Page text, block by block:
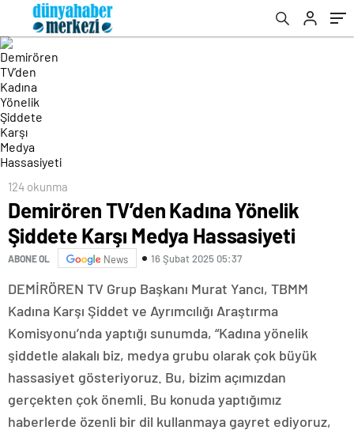
124 okunma
Demirören TV’den Kadına Yönelik
Şiddete Karşı Medya Hassasiyeti
ABONE OL News 16 Şubat 2025 05:37
DEMİRÖREN TV Grup Başkanı Murat Yancı, TBMM
Kadına Karşı Şiddet ve Ayrımcılığı Araştırma
Komisyonu’nda yaptığı sunumda, “Kadına yönelik
şiddetle alakalı biz, medya grubu olarak çok büyük
hassasiyet gösteriyoruz. Bu, bizim açımızdan
gerçekten çok önemli. Bu konuda yaptığımız
haberlerde özenli bir dil kullanmaya gayret ediyoruz,